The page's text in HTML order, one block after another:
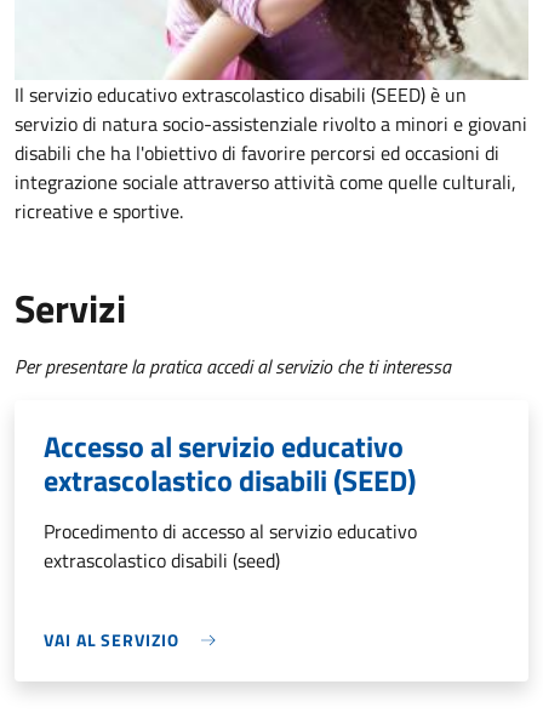
Il servizio educativo extrascolastico disabili (SEED) è un
servizio di natura socio-assistenziale rivolto a minori e giovani
disabili che ha l'obiettivo di favorire percorsi ed occasioni di
integrazione sociale attraverso attività come quelle culturali,
ricreative e sportive.
Servizi
Per presentare la pratica accedi al servizio che ti interessa
Accesso al servizio educativo
extrascolastico disabili (SEED)
Procedimento di accesso al servizio educativo
extrascolastico disabili (seed)
VAI AL SERVIZIO